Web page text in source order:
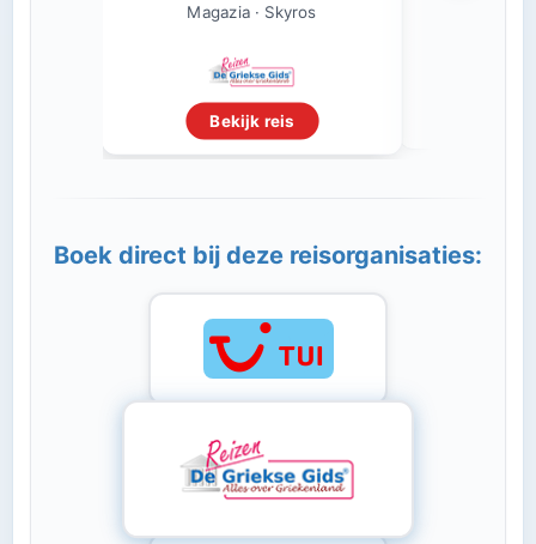
Magazia · Skyros
Bekijk reis
Boek direct bij deze reisorganisaties: